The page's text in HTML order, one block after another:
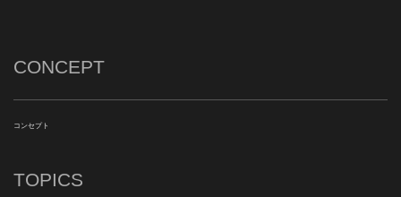
CONCEPT
コンセプト
TOPICS